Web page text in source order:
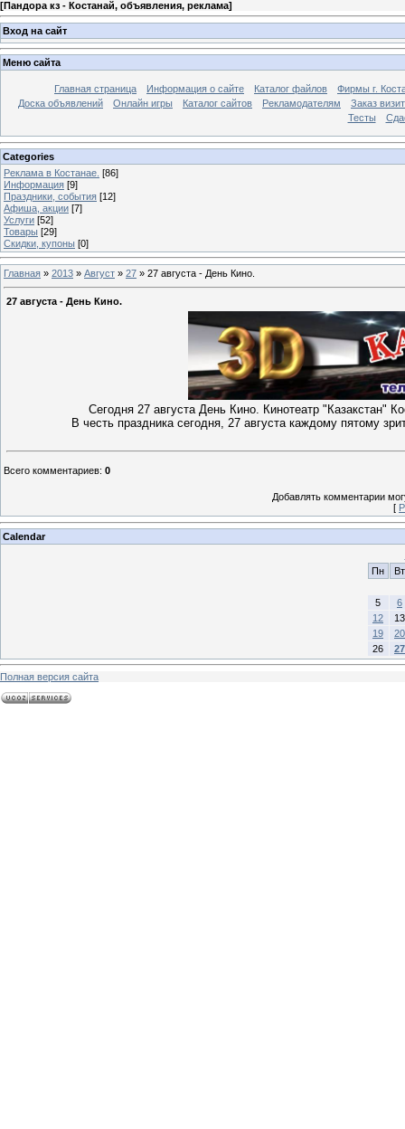
[Пандора кз - Костанай, объявления, реклама]
Вход на сайт
Меню сайта
Главная страница Информация о сайте Каталог файлов
Фирмы г.
Доска объявлений
Онлайн игры Каталог сайтов Рекламодателям
Заказ
Тесты
Categories
Реклама в Костанае. [86]
Информация [9]
Праздники, события [12]
Афиша, акции [7]
Услуги [52]
Товары [29]
Скидки, купоны [0]
Главная » 2013 » Август » 27 » 27 августа - День Кино.
27 августа - День Кино.
Сегодня 27 августа День Кино. Кинотеатр "Казакстан"
В честь праздника сегодня, 27 августа каждому пятому
Всего комментариев: 0
Добавлять комментарии
[
Calendar
Пн
Вт
5
6
12
13
19
20
26
27
Полная версия сайта